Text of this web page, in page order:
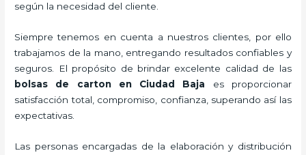
según la necesidad del cliente.
Siempre tenemos en cuenta a nuestros clientes, por ello
trabajamos de la mano, entregando resultados confiables y
seguros. El propósito de brindar excelente calidad de las
bolsas de carton en Ciudad Baja es proporcionar
satisfacción total, compromiso, confianza, superando así las
expectativas.
Las personas encargadas de la elaboración y distribución